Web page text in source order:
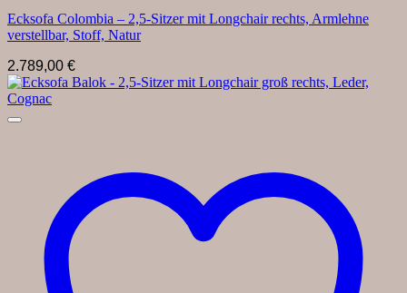
Ecksofa Colombia – 2,5-Sitzer mit Longchair rechts, Armlehne
verstellbar, Stoff, Natur
2.789,00 €